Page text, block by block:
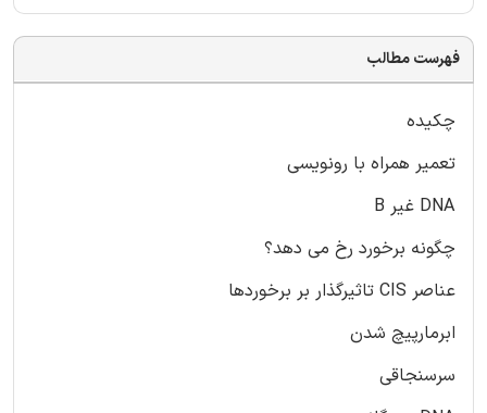
فهرست مطالب
چکیده
تعمیر همراه با رونویسی
DNA غیر B
چگونه برخورد رخ می دهد؟
عناصر CIS تاثیرگذار بر برخوردها
ابرمارپیچ شدن
سرسنجاقی